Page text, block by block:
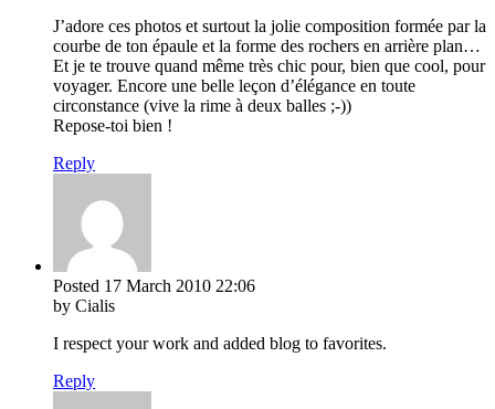
J’adore ces photos et surtout la jolie composition formée par la
courbe de ton épaule et la forme des rochers en arrière plan…
Et je te trouve quand même très chic pour, bien que cool, pour
voyager. Encore une belle leçon d’élégance en toute
circonstance (vive la rime à deux balles ;-))
Repose-toi bien !
Reply
Posted 17 March 2010 22:06
by Cialis
I respect your work and added blog to favorites.
Reply